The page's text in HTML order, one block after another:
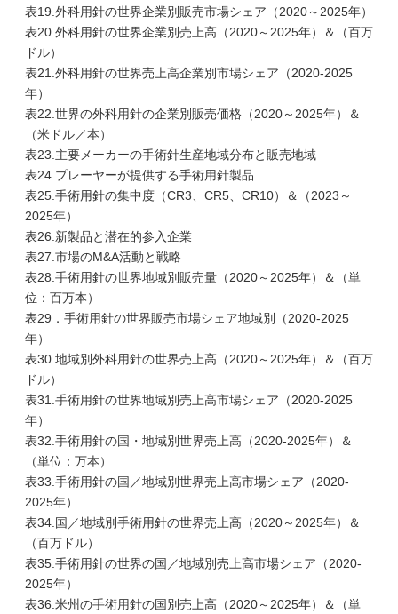
表19.外科用針の世界企業別販売市場シェア（2020～2025年）
表20.外科用針の世界企業別売上高（2020～2025年）＆（百万
ドル）
表21.外科用針の世界売上高企業別市場シェア（2020-2025
年）
表22.世界の外科用針の企業別販売価格（2020～2025年）＆
（米ドル／本）
表23.主要メーカーの手術針生産地域分布と販売地域
表24.プレーヤーが提供する手術用針製品
表25.手術用針の集中度（CR3、CR5、CR10）＆（2023～
2025年）
表26.新製品と潜在的参入企業
表27.市場のM&A活動と戦略
表28.手術用針の世界地域別販売量（2020～2025年）＆（単
位：百万本）
表29．手術用針の世界販売市場シェア地域別（2020-2025
年）
表30.地域別外科用針の世界売上高（2020～2025年）＆（百万
ドル）
表31.手術用針の世界地域別売上高市場シェア（2020-2025
年）
表32.手術用針の国・地域別世界売上高（2020-2025年）＆
（単位：万本）
表33.手術用針の国／地域別世界売上高市場シェア（2020-
2025年）
表34.国／地域別手術用針の世界売上高（2020～2025年）＆
（百万ドル）
表35.手術用針の世界の国／地域別売上高市場シェア（2020-
2025年）
表36.米州の手術用針の国別売上高（2020～2025年）＆（単